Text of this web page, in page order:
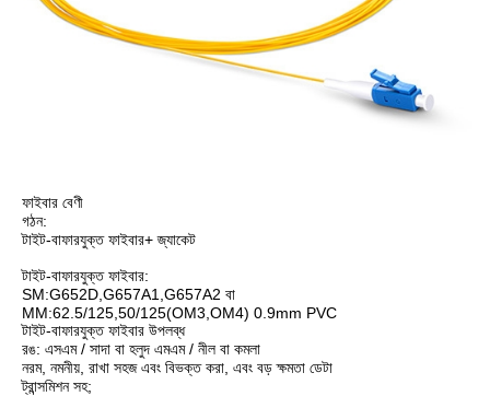
ফাইবার বেণী
গঠন:
টাইট-বাফারযুক্ত ফাইবার+ জ্যাকেট
টাইট-বাফারযুক্ত ফাইবার:
SM:G652D,G657A1,G657A2 বা
MM:62.5/125,50/125(OM3,OM4) 0.9mm PVC
টাইট-বাফারযুক্ত ফাইবার উপলব্ধ
রঙ: এসএম / সাদা বা হলুদ এমএম / নীল বা কমলা
নরম, নমনীয়, রাখা সহজ এবং বিভক্ত করা, এবং বড় ক্ষমতা ডেটা
ট্রান্সমিশন সহ;